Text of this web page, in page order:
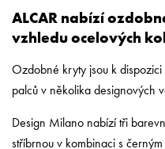
ALCAR nabízí
vzhledu ocelových
Ozdobné kryty jsou k
palců v několika designových
Design Milano nabízí tři
stříbrnou v kombinaci s